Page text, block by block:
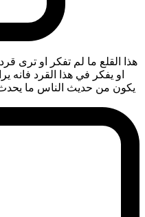
هذا القلع ما لم تفكر او ترى
او يفكر في هذا القرد فانه
يكون من حديث الناس ما